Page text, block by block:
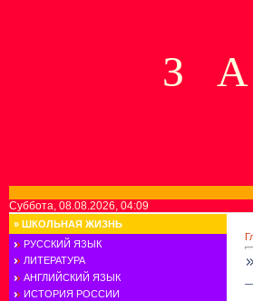
З
Суббота, 08.08.2026, 04:09
» ШКОЛЬНАЯ ЖИЗНЬ
РУССКИЙ ЯЗЫК
ЛИТЕРАТУРА
АНГЛИЙСКИЙ ЯЗЫК
ИСТОРИЯ РОССИИ